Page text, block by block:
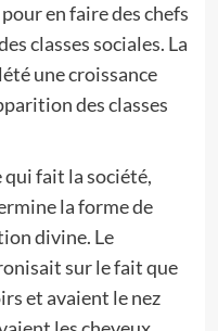
en faire des chefs
classes sociales. La
une croissance
des classes
qui fait la société,
la forme de
divine. Le
sur le fait que
et avaient le nez